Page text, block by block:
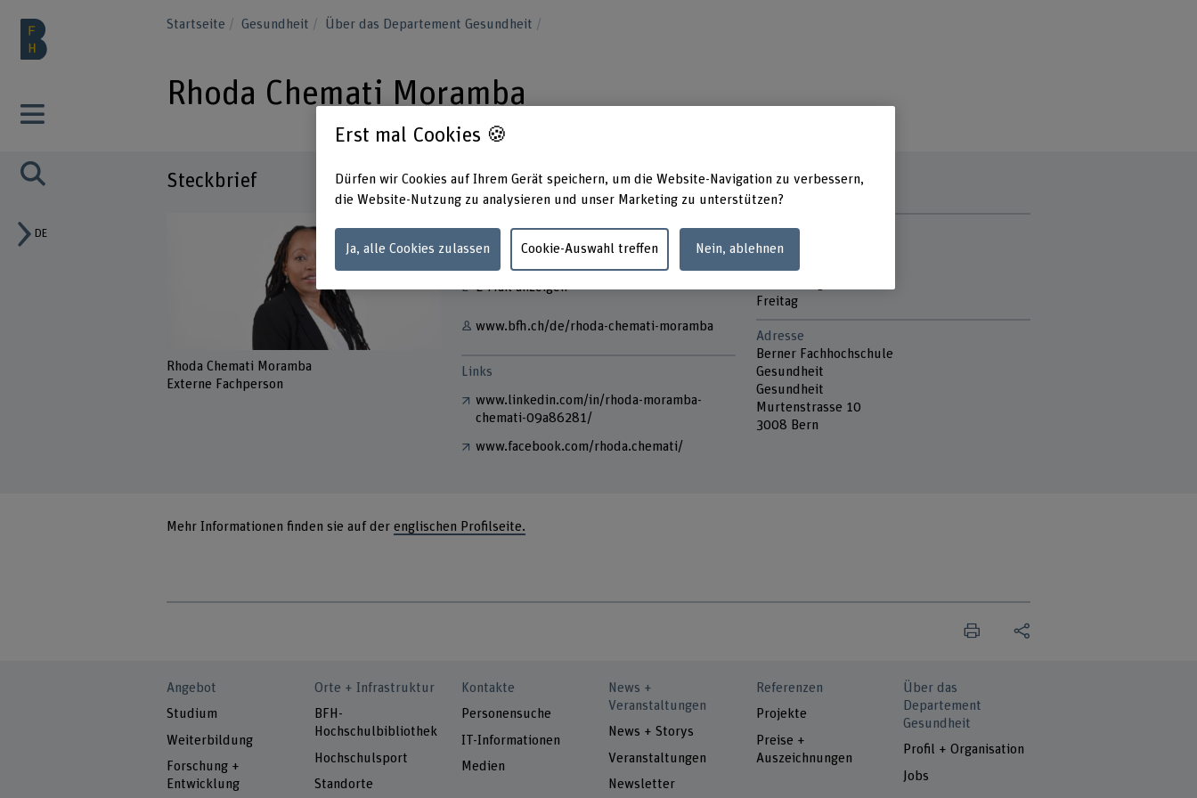
DE
Startseite Gesundheit Über das Departement Gesundheit
Rhoda Chemati Moramba
Steckbrief
Rhoda Chemati Moramba
Externe Fachperson
Kontakt
E-Mail anzeigen
www.bfh.ch/de/rhoda-chemati-moramba
Links
www.linkedin.com/in/rhoda-moramba-
chemati-09a86281/
www.facebook.com/rhoda.chemati/
Präsenzzeit
Montag
Mittwoch
Freitag
Adresse
Berner Fachhochschule
Gesundheit
Gesundheit
Murtenstrasse 10
3008 Bern
Mehr Informationen finden sie auf derenglischen Profilseite.
Angebot
Studium
Weiterbildung
Forschung +
Entwicklung
Orte + Infrastruktur
BFH-
Hochschulbibliothek
Hochschulsport
Standorte
Kontakte
Personensuche
IT-Informationen
Medien
News +
Veranstaltungen
News + Storys
Veranstaltungen
Newsletter
Referenzen
Projekte
Preise +
Auszeichnungen
Über das
Departement
Gesundheit
Profil + Organisation
Jobs
Erst mal Cookies 🍪
Dürfen wir Cookies auf Ihrem Gerät speichern, um die Website-Navigation zu verbessern,
die Website-Nutzung zu analysieren und unser Marketing zu unterstützen?
Ja, alle Cookies zulassen Cookie-Auswahl treffen Nein, ablehnen